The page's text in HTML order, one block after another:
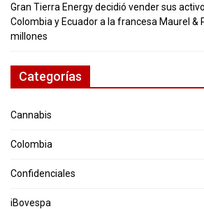
Gran Tierra Energy decidió vender sus
Colombia y Ecuador a la francesa Maurel &
millones
Categorías
Cannabis
Colombia
Confidenciales
iBovespa